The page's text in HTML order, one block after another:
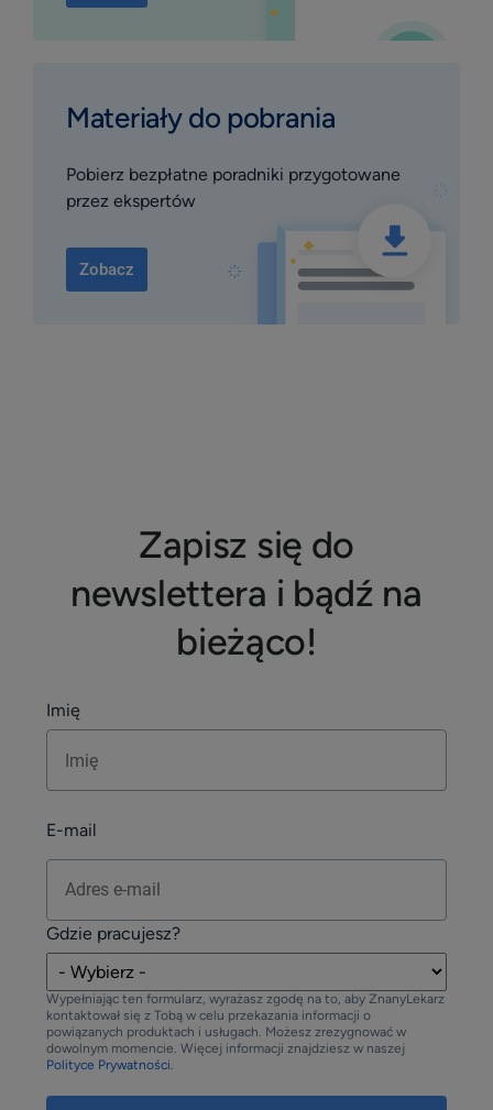
Materiały do pobrania
Pobierz bezpłatne poradniki przygotowane
przez ekspertów
Zobacz
Zapisz się do
newslettera i bądź na
bieżąco!
Imię
E-mail
Gdzie pracujesz?
Wypełniając ten formularz, wyrażasz zgodę na to, aby ZnanyLekarz
kontaktował się z Tobą w celu przekazania informacji o
powiązanych produktach i usługach. Możesz zrezygnować w
dowolnym momencie. Więcej informacji znajdziesz w naszej
Polityce Prywatności.